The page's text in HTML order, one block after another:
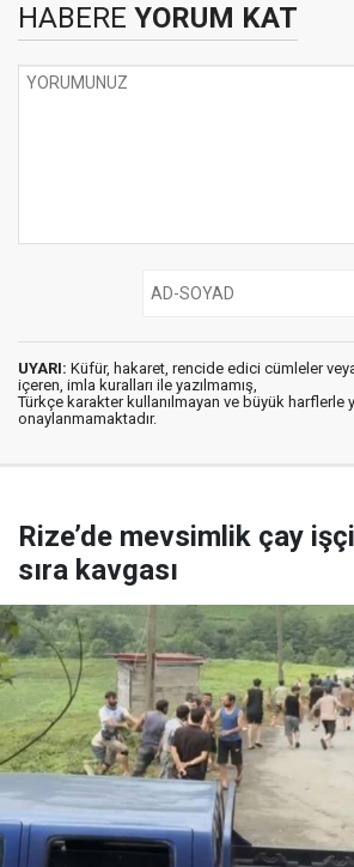
HABERE YORUM KAT
UYARI: Küfür, hakaret, rencide edici cümleler
içeren, imla kuralları ile yazılmamış,
Türkçe karakter kullanılmayan ve büyük harflerle
onaylanmamaktadır.
Rize’de mevsimlik çay
sıra kavgası